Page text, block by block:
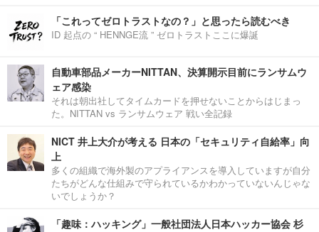
「これってゼロトラストなの？」と思ったら読むべき
ID 起点の “ HENNGE流 ” ゼロトラストここに爆誕
自動車部品メーカーNITTAN、決算開示目前にランサムウ
ェア感染
それは朝出社してタイムカードを押せないことからはじまっ
た。NITTAN vs ランサムウェア 戦い全記録
NICT 井上大介が考える 日本の「セキュリティ自給率」向
上
多くの組織で海外製のアプライアンスを導入していますが自分
たちがどんな仕組みで守られているかわかっていないんじゃな
いでしょうか？
「趣味：ハッキング」一般社団法人日本ハッカー協会 杉